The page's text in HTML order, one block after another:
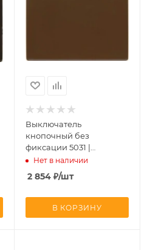
Выключатель
кнопочный без
фиксации 5031 |
14050001 Berker
Нет в наличии
2 854₽/шт
В КОРЗИНУ